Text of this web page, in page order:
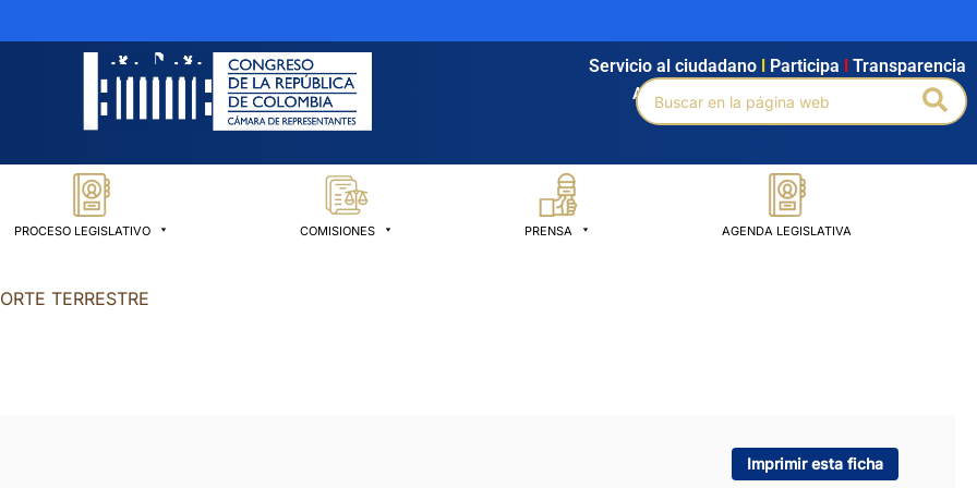
Agendamiento Intranet Búsqueda avanzada
Servicio al ciudadano Participa Transparencia
Buscar
por:
PROCESO LEGISLATIVO COMISIONES PRENSA AGENDA LEGISLATIVA
TERRESTRE
Imprimir esta ficha